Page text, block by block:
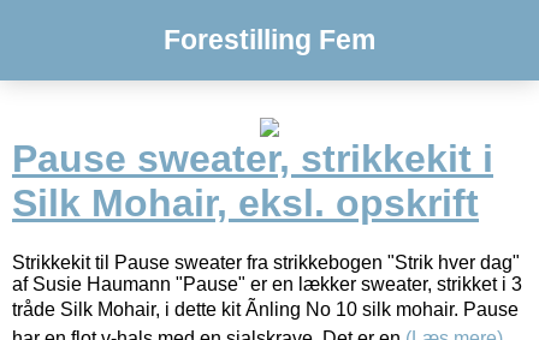
Forestilling Fem
Pause sweater, strikkekit i
Silk Mohair, eksl. opskrift
Strikkekit til Pause sweater fra strikkebogen "Strik hver dag"
af Susie Haumann "Pause" er en lækker sweater, strikket i 3
tråde Silk Mohair, i dette kit Ãnling No 10 silk mohair. Pause